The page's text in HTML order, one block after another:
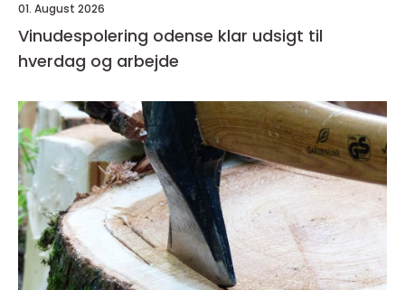
01. August 2026
Vinudespolering odense klar udsigt til
hverdag og arbejde